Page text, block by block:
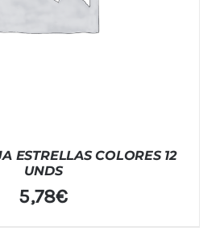
ESTRELLAS COLORES 12
UNDS
5,78€